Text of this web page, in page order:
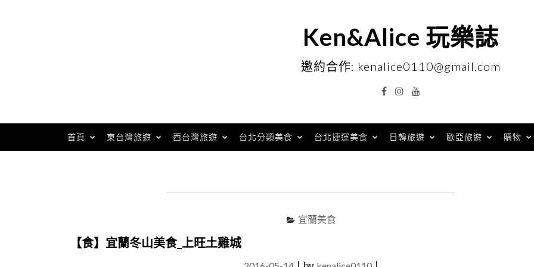
Ken&Alice 玩樂誌
邀約合作: kenalice0110@gmail.com
FacebookInstagramYouTube
首頁 東台灣旅遊 西台灣旅遊 台北分類美食 台北捷運美食 日韓旅遊 歐亞旅遊 購物
宜蘭美食
【食】宜蘭冬山美食_上旺土雞城